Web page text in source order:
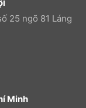
25 ngõ 81 Láng
Minh